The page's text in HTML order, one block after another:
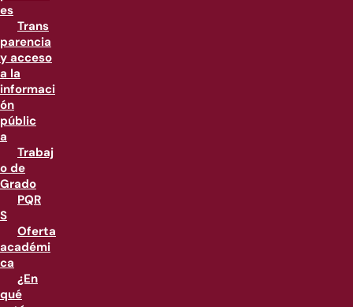
es
Trans
parencia
y acceso
a la
informaci
ón
públic
a
Trabaj
o de
Grado
PQR
S
Oferta
académi
ca
¿En
qué